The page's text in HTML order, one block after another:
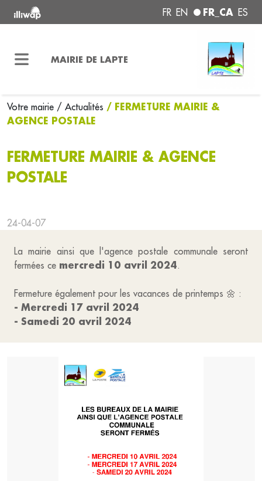
FR EN FR_CA ES
MAIRIE DE LAPTE
Votre mairie / Actualités / FERMETURE MAIRIE &
AGENCE POSTALE
FERMETURE MAIRIE & AGENCE
POSTALE
24-04-07
La mairie ainsi que l'agence postale communale seront
fermées ce mercredi 10 avril 2024.
Fermeture également pour les vacances de printemps 🌼 :
- Mercredi 17 avril 2024
- Samedi 20 avril 2024